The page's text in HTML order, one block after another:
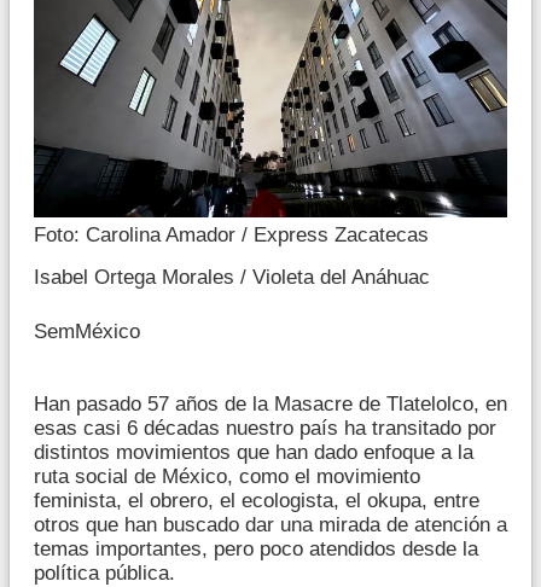
Foto: Carolina Amador / Express Zacatecas
Isabel Ortega Morales / Violeta del Anáhuac
SemMéxico
Han pasado 57 años de la Masacre de Tlatelolco, en
esas casi 6 décadas nuestro país ha transitado por
distintos movimientos que han dado enfoque a la
ruta social de México, como el movimiento
feminista, el obrero, el ecologista, el okupa, entre
otros que han buscado dar una mirada de atención a
temas importantes, pero poco atendidos desde la
política pública.